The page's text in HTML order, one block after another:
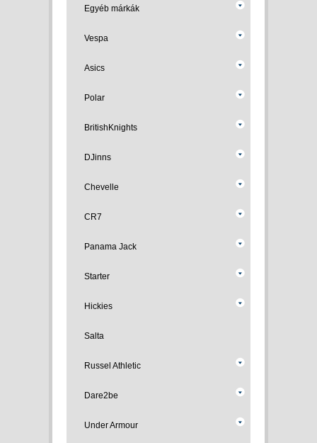
Egyéb márkák
Vespa
Asics
Polar
BritishKnights
DJinns
Chevelle
CR7
Panama Jack
Starter
Hickies
Salta
Russel Athletic
Dare2be
Under Armour